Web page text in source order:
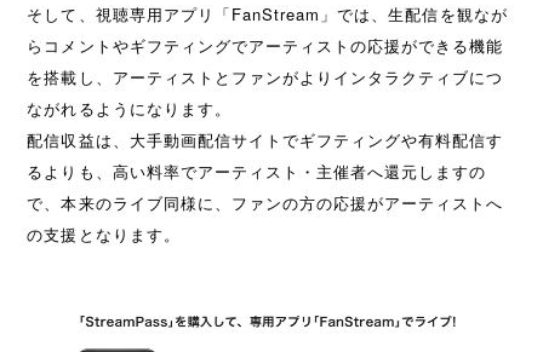
そして、視聴専用アプリ「FanStream」では、生配信を観なが
らコメントやギフティングでアーティストの応援ができる機能
を搭載し、アーティストとファンがよりインタラクティブにつ
ながれるようになります。
配信収益は、大手動画配信サイトでギフティングや有料配信す
るよりも、高い料率でアーティスト・主催者へ還元しますの
で、本来のライブ同様に、ファンの方の応援がアーティストへ
の支援となります。